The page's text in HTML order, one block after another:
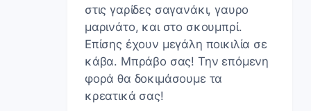
στις γαρίδες σαγανάκι, γαυρο
μαρινάτο, και στο σκουμπρί.
Επίσης έχουν μεγάλη ποικιλία σε
κάβα. Μπράβο σας! Την επόμενη
φορά θα δοκιμάσουμε τα
κρεατικά σας!